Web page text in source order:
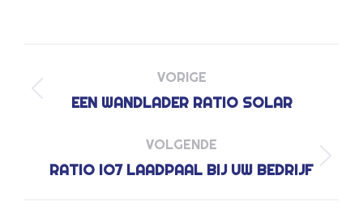
NAVIGATION
VORIGE
Previous
EEN WANDLADER RATIO SOLAR
VOLGENDE
Next
RATIO IO7 LAADPAAL BIJ UW BEDRIJF